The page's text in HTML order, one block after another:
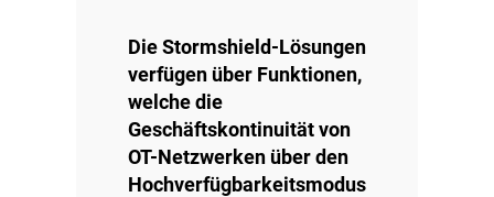
Die Stormshield-Lösungen
verfügen über Funktionen,
welche die
Geschäftskontinuität von
OT-Netzwerken über den
Hochverfügbarkeitsmodus